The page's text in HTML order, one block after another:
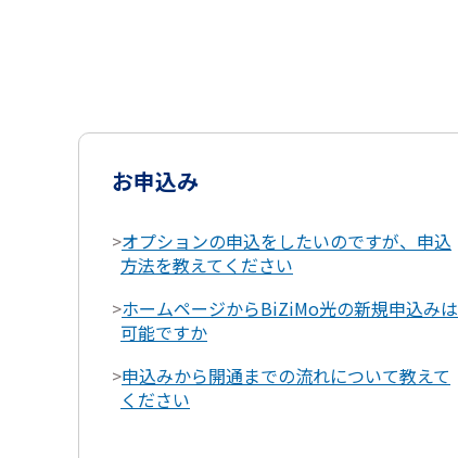
お申込み
>オプションの申込をしたいのですが、申込
方法を教えてください
>ホームページからBiZiMo光の新規申込みは
可能ですか
>申込みから開通までの流れについて教えて
ください